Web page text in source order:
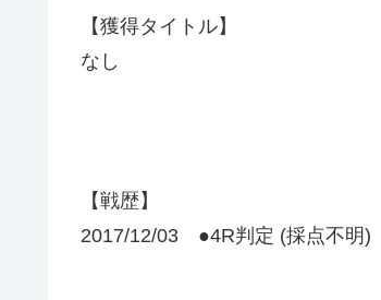
【獲得タイトル】
なし
【戦歴】
2017/12/03 ●4R判定 (採点不明)